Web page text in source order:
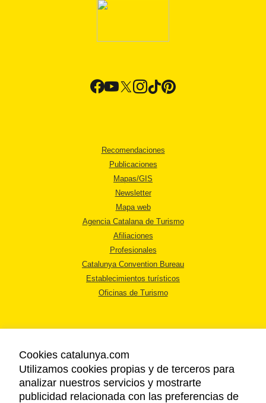
Recomendaciones
Publicaciones
Mapas/GIS
Newsletter
Mapa web
Agencia Catalana de Turismo
Afiliaciones
Profesionales
Catalunya Convention Bureau
Establecimientos turísticos
Oficinas de Turismo
AVISO LEGAL
POLÍTICA DE PRIVACIDAD
Cookies catalunya.com
Utilizamos cookies propias y de terceros para
analizar nuestros servicios y mostrarte
publicidad relacionada con las preferencias de